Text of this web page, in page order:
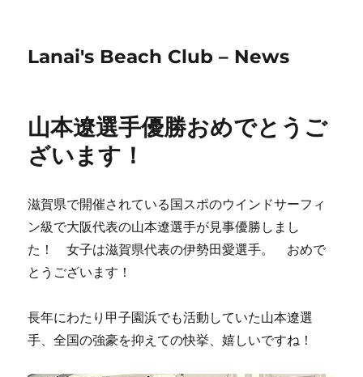
Lanai's Beach Club – News
山本遼選手優勝おめでとうご
ざいます！
滋賀県で開催されている国スポのウインドサーフィ
ン級で大阪代表の山本遼選手が見事優勝しまし
た！ 女子は滋賀県代表の伊勢田愛選手。 おめで
とうございます！
長年にわたり甲子園浜でも活動していた山本遼選
手、全国の強豪を抑えての快挙、嬉しいですね！